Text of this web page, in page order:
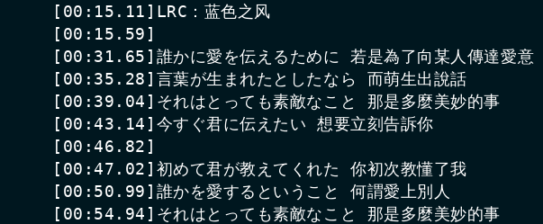
[00:15.11]LRC：蓝色之风
[00:15.59]
[00:31.65]誰かに愛を伝えるために 若是為了向某人傳達愛意
[00:35.28]言葉が生まれたとしたなら 而萌生出說話
[00:39.04]それはとっても素敵なこと 那是多麼美妙的事
[00:43.14]今すぐ君に伝えたい 想要立刻告訴你
[00:46.82]
[00:47.02]初めて君が教えてくれた 你初次教懂了我
[00:50.99]誰かを愛するということ 何謂愛上別人
[00:54.94]それはとっても素敵なこと 那是多麼美妙的事